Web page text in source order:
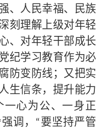
、人民幸福、民族
刻理解 上级对年轻
、对年轻干部成长
纪学习教育作为必
防变防线；又把实
生信条，提升能力
一心为公、一身正
强调， “要坚持严管